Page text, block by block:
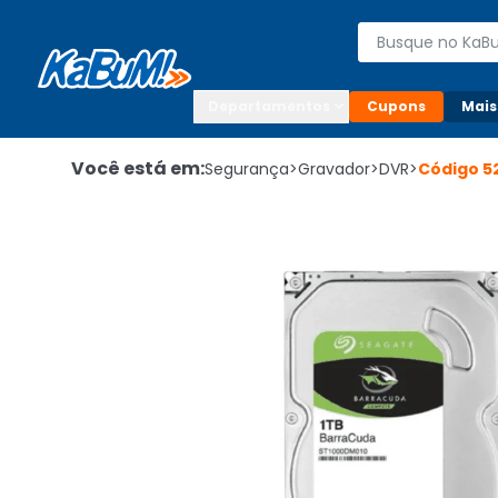
Buscar
Cupons
Você está em:Segurança>Gravador>DVR>Código